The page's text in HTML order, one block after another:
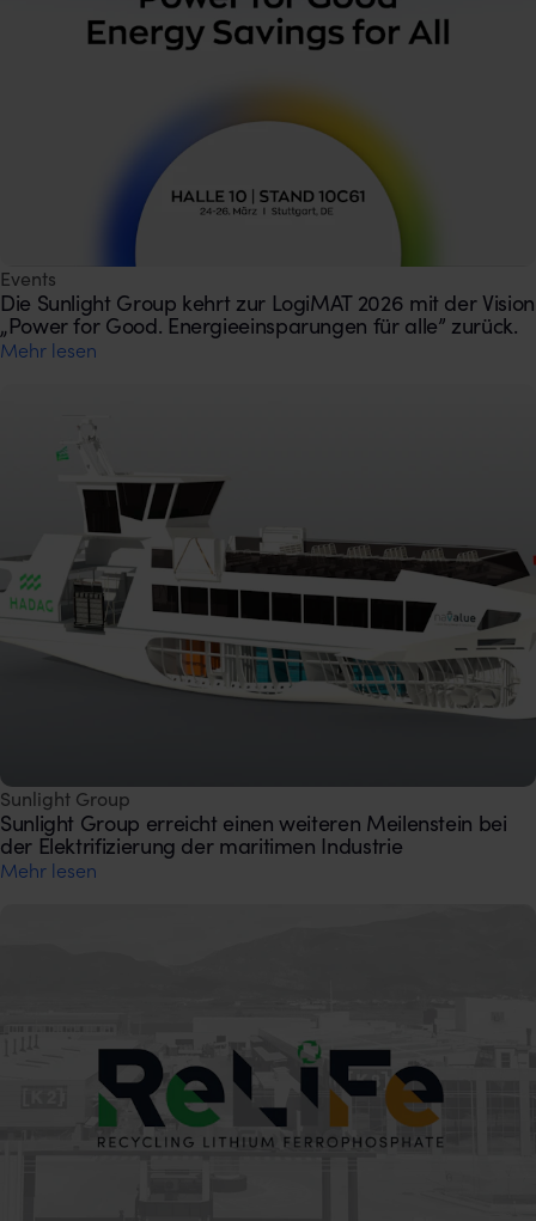
Events
Die Sunlight Group kehrt zur LogiMAT 2026 mit der Vision
„Power for Good. Energieeinsparungen für alle” zurück.
Mehr lesen
Sunlight Group
Sunlight Group erreicht einen weiteren Meilenstein bei
der Elektrifizierung der maritimen Industrie
Mehr lesen